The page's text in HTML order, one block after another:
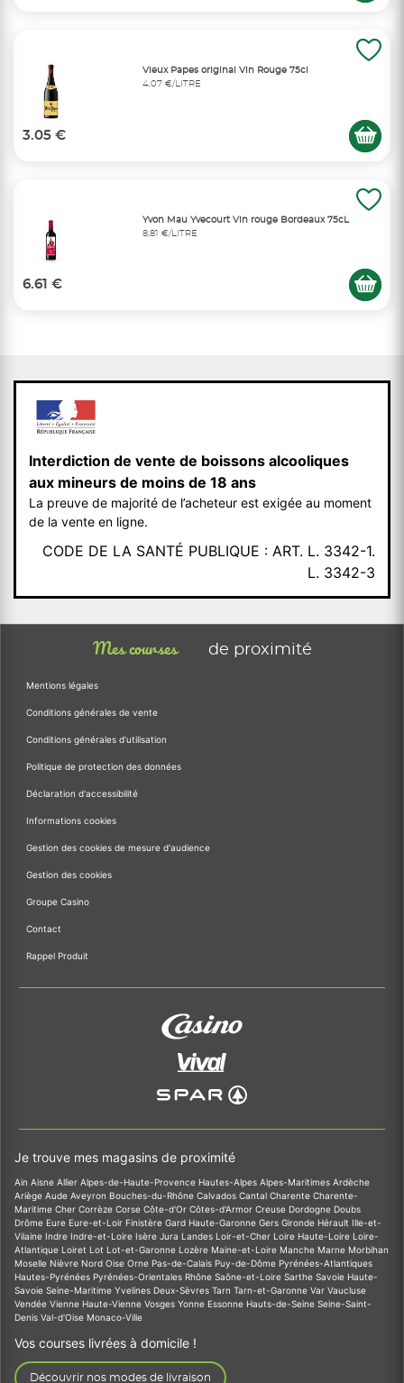
Vieux Papes original Vin Rouge 75cl
4,07 €/LITRE
3.05 €
Yvon Mau Yvecourt Vin rouge Bordeaux 75cL
8,81 €/LITRE
6.61 €
Interdiction de vente de boissons alcooliques
aux mineurs de moins de 18 ans
La preuve de majorité de l’acheteur est exigée au moment
de la vente en ligne.
CODE DE LA SANTÉ PUBLIQUE : ART. L. 3342-1.
L. 3342-3
Mes courses de proximité
Mentions légales
Conditions générales de vente
Conditions générales d'utilisation
Politique de protection des données
Déclaration d'accessibilité
Informations cookies
Gestion des cookies de mesure d'audience
Gestion des cookies
Groupe Casino
Contact
Rappel Produit
Je trouve mes magasins de proximité
Ain Aisne Allier Alpes-de-Haute-Provence Hautes-Alpes Alpes-Maritimes Ardèche
Ariège Aude Aveyron Bouches-du-Rhône Calvados Cantal Charente Charente-
Maritime Cher Corrèze Corse Côte-d'Or Côtes-d'Armor Creuse Dordogne Doubs
Drôme Eure Eure-et-Loir Finistère Gard Haute-Garonne Gers Gironde Hérault Ille-et-
Vilaine Indre Indre-et-Loire Isère Jura Landes Loir-et-Cher Loire Haute-Loire Loire-
Atlantique Loiret Lot Lot-et-Garonne Lozère Maine-et-Loire Manche Marne Morbihan
Moselle Nièvre Nord Oise Orne Pas-de-Calais Puy-de-Dôme Pyrénées-Atlantiques
Hautes-Pyrénées Pyrénées-Orientales Rhône Saône-et-Loire Sarthe Savoie Haute-
Savoie Seine-Maritime Yvelines Deux-Sèvres Tarn Tarn-et-Garonne Var Vaucluse
Vendée Vienne Haute-Vienne Vosges Yonne Essonne Hauts-de-Seine Seine-Saint-
Denis Val-d'Oise Monaco-Ville
Vos courses livrées à domicile !
Découvrir nos modes de livraison